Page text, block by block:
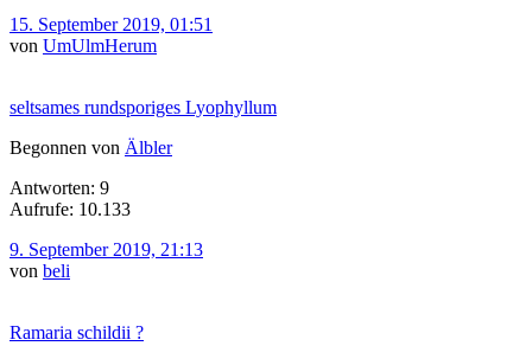
15. September 2019, 01:51
von UmUlmHerum
seltsames rundsporiges Lyophyllum
Begonnen von Älbler
Antworten: 9
Aufrufe: 10.133
9. September 2019, 21:13
von beli
Ramaria schildii ?